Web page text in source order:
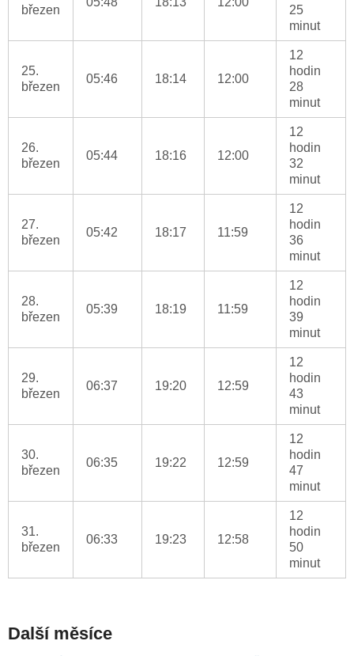
březen
25
minut
25.
březen
05:46 18:14 12:00
12
hodin
28
minut
26.
březen
05:44 18:16 12:00
12
hodin
32
minut
27.
březen
05:42 18:17 11:59
12
hodin
36
minut
28.
březen
05:39 18:19 11:59
12
hodin
39
minut
29.
březen
06:37 19:20 12:59
12
hodin
43
minut
30.
březen
06:35 19:22 12:59
12
hodin
47
minut
31.
březen
06:33 19:23 12:58
12
hodin
50
minut
Další měsíce